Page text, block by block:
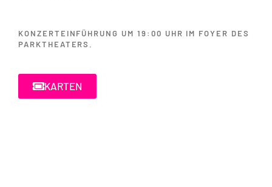
KONZERTEINFÜHRUNG UM 19:00 UHR IM FOYER DES
PARKTHEATERS.
KARTEN